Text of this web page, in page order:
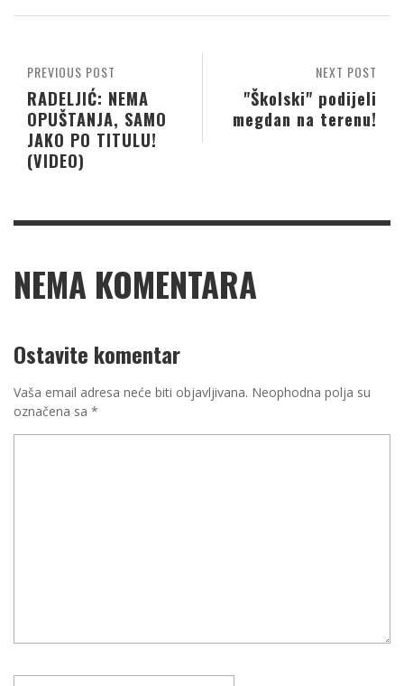
NEXT POST
"Školski" podijeli
megdan na terenu!
PREVIOUS POST
RADELJIĆ: NEMA
OPUŠTANJA, SAMO
JAKO PO TITULU!
(VIDEO)
NEMA KOMENTARA
Ostavite komentar
Vaša email adresa neće biti objavljivana. Neophodna polja su
označena sa *